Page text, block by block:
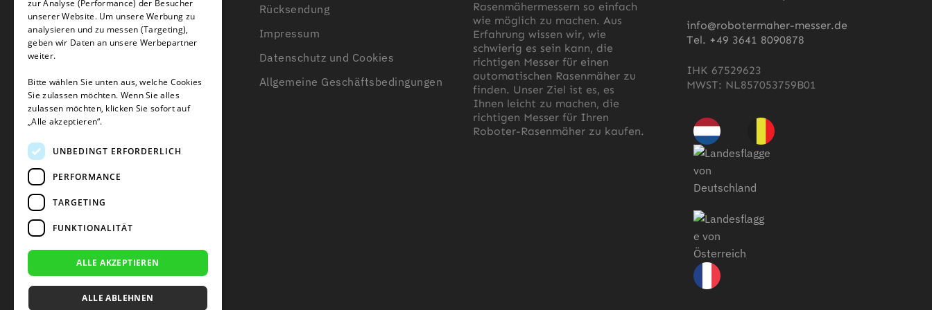
Länge der Begrenzungsdraht
Kontakt
Über uns
Beratung zum Begrenzungsdraht
Blogs
Rücksendung
Impressum
Datenschutz und Cookies
Allgemeine Geschäftsbedingungen
Rasenmähermessern so einfach
wie möglich zu machen. Aus
Erfahrung wissen wir, wie
schwierig es sein kann, die
richtigen Messer für einen
automatischen Rasenmäher zu
finden. Unser Ziel ist es, es
Ihnen leicht zu machen, die
richtigen Messer für Ihren
Roboter-Rasenmäher zu kaufen.
info@robotermaher-messer.de
Tel. +49 3641 8090878
IHK 67529623
MWST: NL857053759B01
zur Analyse (Performance) der Besucher
unserer Website. Um unsere Werbung zu
analysieren und zu messen (Targeting),
geben wir Daten an unsere Werbepartner
weiter.
Bitte wählen Sie unten aus, welche Cookies
Sie zulassen möchten. Wenn Sie alles
zulassen möchten, klicken Sie sofort auf
„Alle akzeptieren“.
UNBEDINGT ERFORDERLICH
PERFORMANCE
TARGETING
FUNKTIONALITÄT
ALLE AKZEPTIEREN
ALLE ABLEHNEN